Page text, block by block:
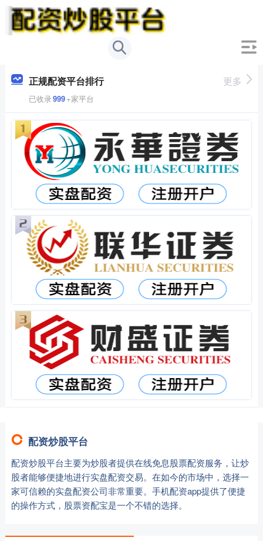
正规配资平台排行
已收录999+家平台
更多
配资炒股平台
配资炒股平台主要为炒股者提供在线免息股票配资服务，让炒
股者能够便捷地进行实盘配资交易。在如今的市场中，选择一
家可信赖的实盘配资公司非常重要。手机配资app提供了便捷
的操作方式，股票资配宝是一个不错的选择。